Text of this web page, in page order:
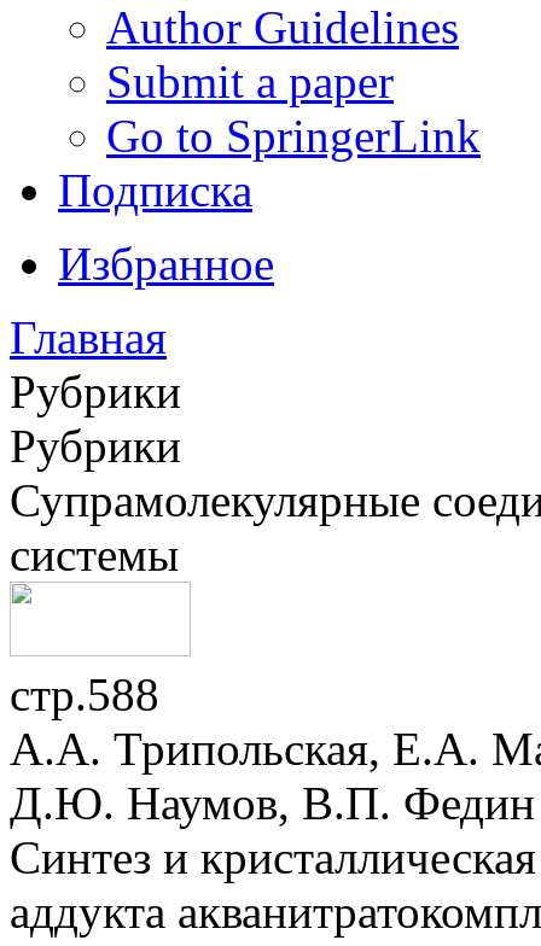
Author Guidelines
Submit a paper
Go to SpringerLink
Подписка
Избранное
Главная
Рубрики
Рубрики
Супрамолекулярные
системы
стр.588
А.А. Трипольская, Е.А.
Д.Ю. Наумов, В.П. Федин
Синтез и
аддукта